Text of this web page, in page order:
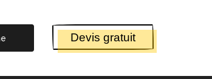
Devis gratuit